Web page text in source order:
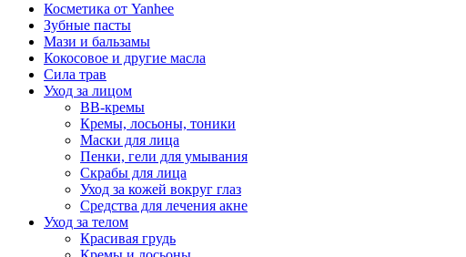
Косметика от Yanhee
Зубные пасты
Мази и бальзамы
Кокосовое и другие масла
Сила трав
Уход за лицом
BB-кремы
Кремы, лосьоны, тоники
Маски для лица
Пенки, гели для умывания
Скрабы для лица
Уход за кожей вокруг глаз
Средства для лечения акне
Уход за телом
Красивая грудь